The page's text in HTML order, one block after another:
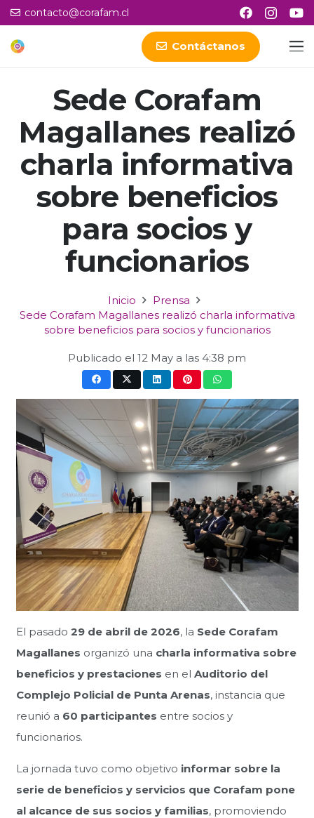
contacto@corafam.cl
Contáctanos
Sede Corafam
Magallanes realizó
charla informativa
sobre beneficios
para socios y
funcionarios
Inicio
Prensa
Sede Corafam Magallanes realizó charla informativa
sobre beneficios para socios y funcionarios
Publicado el 12 May a las 4:38 pm
El pasado 29 de abril de 2026, la Sede Corafam
Magallanes organizó una charla informativa sobre
beneficios y prestaciones en el Auditorio del
Complejo Policial de Punta Arenas, instancia que
reunió a 60 participantes entre socios y
funcionarios.
La jornada tuvo como objetivo informar sobre la
serie de beneficios y servicios que Corafam pone
al alcance de sus socios y familias, promoviendo